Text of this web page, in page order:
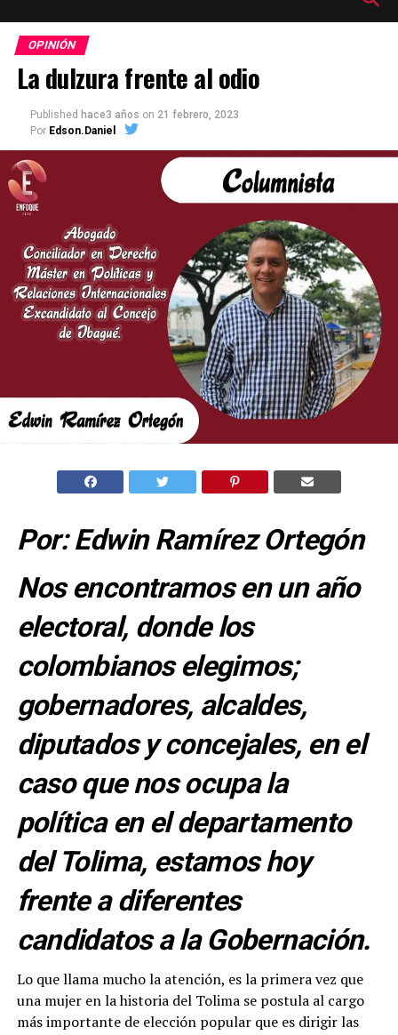
OPINIÓN
La dulzura frente al odio
Published hace3 años on 21 febrero, 2023
Por Edson.Daniel
Por: Edwin Ramírez Ortegón
Nos encontramos en un año
electoral, donde los
colombianos elegimos;
gobernadores, alcaldes,
diputados y concejales, en el
caso que nos ocupa la
política en el departamento
del Tolima, estamos hoy
frente a diferentes
candidatos a la Gobernación.
Lo que llama mucho la atención, es la primera vez que
una mujer en la historia del Tolima se postula al cargo
más importante de elección popular que es dirigir las